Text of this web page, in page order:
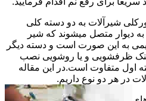
شیرآلات به دو دسته کلی
دیوار متصل میشوند که شیر
به این صورت است و دسته دیگر
ظرفشویی و یا روشویی نصب
اول متفاوت است.در این مقاله
در هر دو نوع داریم.